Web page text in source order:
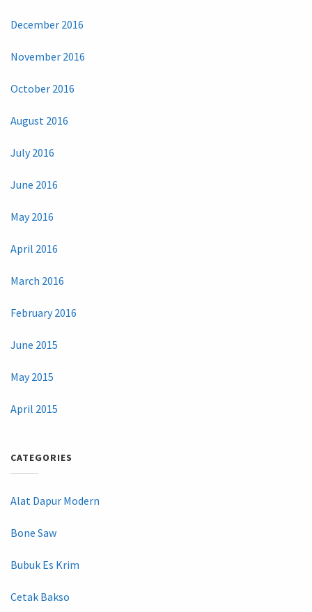
December 2016
November 2016
October 2016
August 2016
July 2016
June 2016
May 2016
April 2016
March 2016
February 2016
June 2015
May 2015
April 2015
CATEGORIES
Alat Dapur Modern
Bone Saw
Bubuk Es Krim
Cetak Bakso